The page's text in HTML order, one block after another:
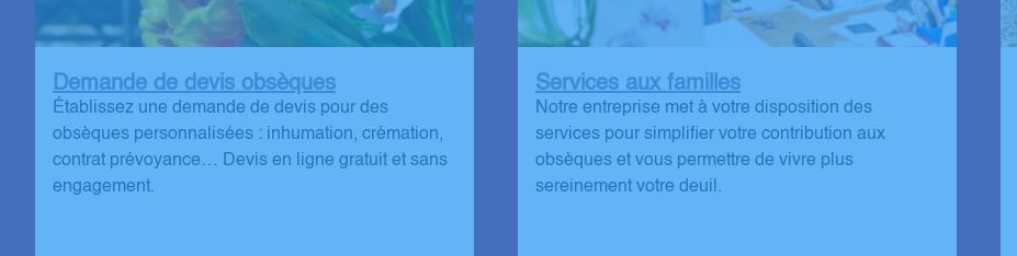
Demande de devis obsèques
Établissez une demande de devis pour des
obsèques personnalisées : inhumation, crémation,
contrat prévoyance… Devis en ligne gratuit et sans
engagement.
Services aux familles
Notre entreprise met à votre disposition des
services pour simplifier votre contribution aux
obsèques et vous permettre de vivre plus
sereinement votre deuil.